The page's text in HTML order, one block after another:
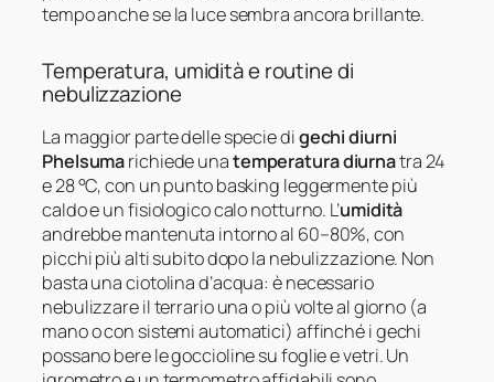
tempo anche se la luce sembra ancora brillante.
Temperatura, umidità e routine di
nebulizzazione
La maggior parte delle specie digechi diurni
Phelsumarichiede unatemperatura diurnatra 24
e 28 °C, con un punto basking leggermente più
caldo e un fisiologico calo notturno. L’umidità
andrebbe mantenuta intorno al 60–80%, con
picchi più alti subito dopo la nebulizzazione. Non
basta una ciotolina d’acqua: è necessario
nebulizzare il terrario una o più volte al giorno (a
mano o con sistemi automatici) affinché i gechi
possano bere le goccioline su foglie e vetri. Un